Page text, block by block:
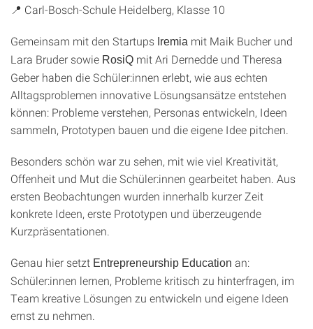
📍 Carl-Bosch-Schule Heidelberg, Klasse 10
Gemeinsam mit den Startups Iremia mit Maik Bucher und
Lara Bruder sowie RosiQ mit Ari Dernedde und Theresa
Geber haben die Schüler:innen erlebt, wie aus echten
Alltagsproblemen innovative Lösungsansätze entstehen
können: Probleme verstehen, Personas entwickeln, Ideen
sammeln, Prototypen bauen und die eigene Idee pitchen.
Besonders schön war zu sehen, mit wie viel Kreativität,
Offenheit und Mut die Schüler:innen gearbeitet haben. Aus
ersten Beobachtungen wurden innerhalb kurzer Zeit
konkrete Ideen, erste Prototypen und überzeugende
Kurzpräsentationen.
Genau hier setzt Entrepreneurship Education an:
Schüler:innen lernen, Probleme kritisch zu hinterfragen, im
Team kreative Lösungen zu entwickeln und eigene Ideen
ernst zu nehmen.